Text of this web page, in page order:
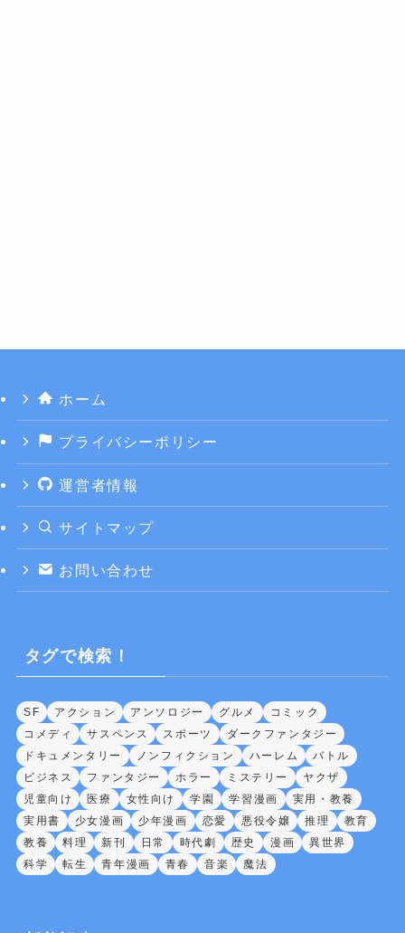
ホーム
プライバシーポリシー
運営者情報
サイトマップ
お問い合わせ
タグで検索！
SF アクション アンソロジー グルメ
コミック
コメディ
サスペンス スポーツ
ダークファンタジー
ドキュメンタリー
ノンフィクション ハーレム
バトル
ビジネス
ファンタジー ホラー ミステリー
ヤクザ
児童向け
医療 女性向け 学園 学習漫画
実用・教養
実用書
少女漫画 少年漫画 恋愛 悪役令嬢 推理
教育
教養
料理 新刊 日常 時代劇 歴史 漫画
異世界
科学
転生 青年漫画 青春 音楽 魔法